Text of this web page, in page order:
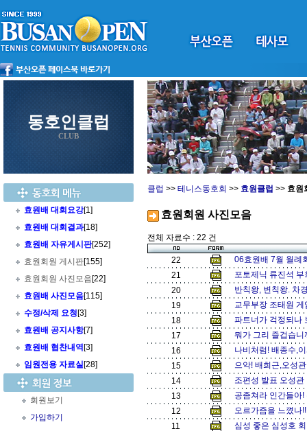
동호인클럽
CLUB
효원배 대회요강[1]
효원배 대회결과[18]
효원배 자유게시판[252]
효원회원 게시판[155]
효원회원 사진모음[22]
효원배 사진모음[115]
수정/삭제 요청[3]
효원배 공지사항[7]
효원배 협찬내역 [3]
임원전용 자료실[28]
회원보기
가입하기
클럽 >> 테니스동호회 >> 효원클럽 >> 효원
효원회원 사진모음
전체 자료수 : 22 건
22
06효원배 7월 월
21
포토제닉 류진석
20
반칙왕, 변칙왕. 차
19
교무부장 조태원
18
파트너가 걱정되나
17
뭐가 그리 즐겁습
16
나비처럼! 배종수,
15
으악! 배희근,오성
14
조편성 발표 오성
13
공좀쳐라 인간들아
12
오르가즘을 느꼈나
11
심성 좋은 심성호